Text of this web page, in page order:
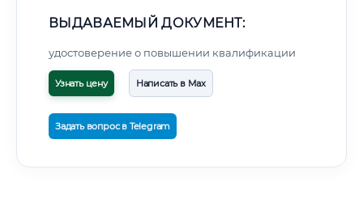
ВЫДАВАЕМЫЙ ДОКУМЕНТ:
удостоверение о повышении квалификации
Узнать цену Написать в Max
Задать вопрос в Telegram